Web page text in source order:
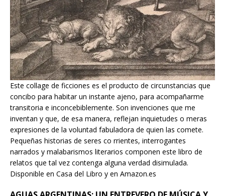
Este collage de ficciones es el producto de circunstancias que
concibo para habitar un instante ajeno, para acompañarme
transitoria e inconcebiblemente. Son invenciones que me
inventan y que, de esa manera, reflejan inquietudes o meras
expresiones de la voluntad fabuladora de quien las comete.
Pequeñas historias de seres co rrientes, interrogantes
narrados y malabarismos literarios componen este libro de
relatos que tal vez contenga alguna verdad disimulada.
Disponible en Casa del Libro y en Amazon.es